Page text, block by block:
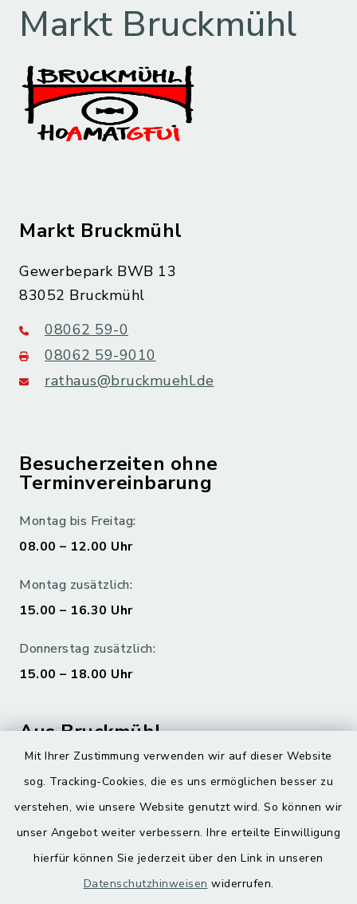
Mit Ihrer Zustimmung verwenden wir auf dieser Website
sog. Tracking-Cookies, die es uns ermöglichen besser zu
verstehen, wie unsere Website genutzt wird. So können wir
unser Angebot weiter verbessern. Ihre erteilte Einwilligung
hierfür können Sie jederzeit über den Link in unseren
Datenschutzhinweisen widerrufen.
Markt Bruckmühl
Markt Bruckmühl
Gewerbepark BWB 13
83052 Bruckmühl
08062 59-0
08062 59-9010
rathaus@bruckmuehl.de
Besucherzeiten ohne
Terminvereinbarung
Montag bis Freitag:
08.00 – 12.00 Uhr
Montag zusätzlich:
15.00 – 16.30 Uhr
Donnerstag zusätzlich:
15.00 – 18.00 Uhr
Aus Bruckmühl
Digitaler Ortsplan